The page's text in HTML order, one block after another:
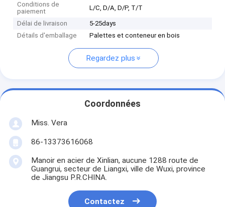
Conditions de
paiement
L/C, D/A, D/P, T/T
Délai de livraison
5-25days
Détails d'emballage
Palettes et conteneur en bois
Regardez plus
Coordonnées
Miss. Vera
86-13373616068
Manoir en acier de Xinlian, aucune 1288 route de
Guangrui, secteur de Liangxi, ville de Wuxi, province
de Jiangsu P.R.CHINA.
Contactez